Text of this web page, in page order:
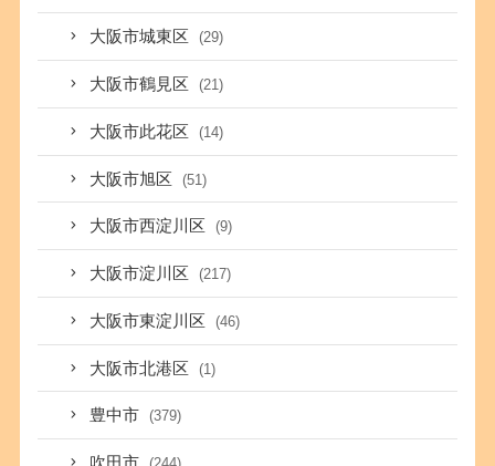
大阪市城東区 (29)
大阪市鶴見区 (21)
大阪市此花区 (14)
大阪市旭区 (51)
大阪市西淀川区 (9)
大阪市淀川区 (217)
大阪市東淀川区 (46)
大阪市北港区 (1)
豊中市 (379)